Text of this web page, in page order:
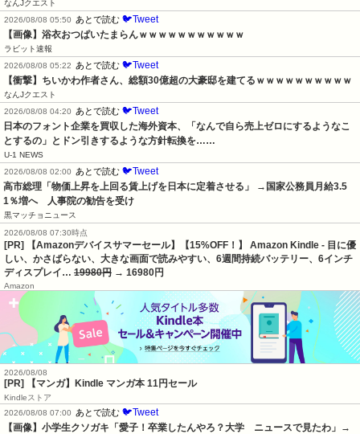
なんJクエスト
2026/08/08 05:50
あとで読む 🐦Tweet
【画像】浴衣おつぱいたまらんｗｗｗｗｗｗｗｗｗｗｗ
ラビット速報
2026/08/08 05:22
あとで読む 🐦Tweet
【衝撃】ちいかわ作者さん、総額30億超の大豪邸を建てるｗｗｗｗｗｗｗｗｗｗ
なんJクエスト
2026/08/08 04:20
あとで読む 🐦Tweet
日本のフォント企業を買収した海外資本、「なんで自ら売上ゼロにするようなこ
とするの」とドン引きするような方針転換を……
U-1 NEWS
2026/08/08 02:00
あとで読む 🐦Tweet
高市総理「物価上昇を上回る賃上げを日本に定着させる」 →国家公務員月給3.5
1％増へ    人事院の勧告を受け
黒マッチョニュース
2026/08/08 07:30時点
[PR] 【Amazonデバイスサマーセール】【15%OFF！】 Amazon Kindle - 目に優
しい、かさばらない、大きな画面で読みやすい、6週間持続バッテリー、6インチ
ディスプレイ… 19980円 → 16980円
Amazon
2026/08/08
[PR] 【マンガ】Kindle マンガ本 11円セール
Kindleストア
2026/08/08 07:00
あとで読む 🐦Tweet
【画像】小学生クソガキ「愛子！卒業したんやろ？大学　ニュースで見たわ」→